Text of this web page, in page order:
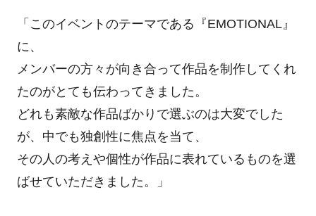
「このイベントのテーマである『EMOTIONAL』
に、
メンバーの方々が向き合って作品を制作してくれ
たのがとても伝わってきました。
どれも素敵な作品ばかりで選ぶのは大変でした
が、中でも独創性に焦点を当て、
その人の考えや個性が作品に表れているものを選
ばせていただきました。」